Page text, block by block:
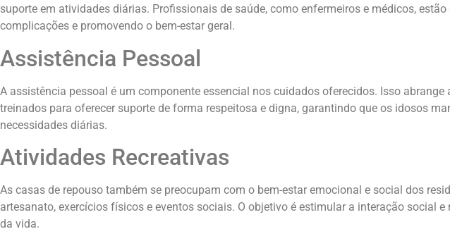
suporte em atividades diárias. Profissionais de saúde, como enfermeiros e médicos,
complicações e promovendo o bem-estar geral.
Assistência Pessoal
A assistência pessoal é um componente essencial nos cuidados oferecidos. Isso
treinados para oferecer suporte de forma respeitosa e digna, garantindo que os idosos
necessidades diárias.
Atividades Recreativas
As casas de repouso também se preocupam com o bem-estar emocional e social dos
artesanato, exercícios físicos e eventos sociais. O objetivo é estimular a interação social
da vida.